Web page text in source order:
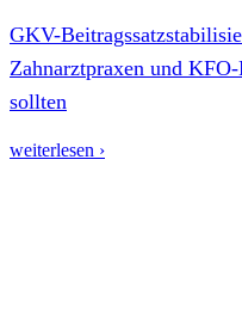
GKV-
Zahnarztpraxen und
sollten
weiterlesen ›